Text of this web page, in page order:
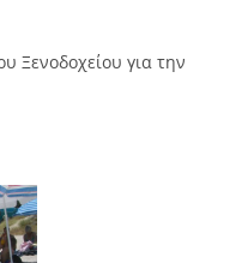
Ξενοδοχείου για την